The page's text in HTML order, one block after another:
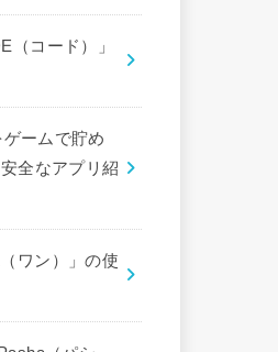
（コード）」
ゲームで貯め
全なアプリ紹
ワン）」の使